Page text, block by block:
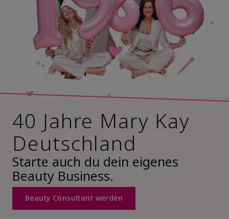
40 Jahre Mary Kay
Deutschland
Starte auch du dein eigenes
Beauty Business.
Beauty Consultant werden